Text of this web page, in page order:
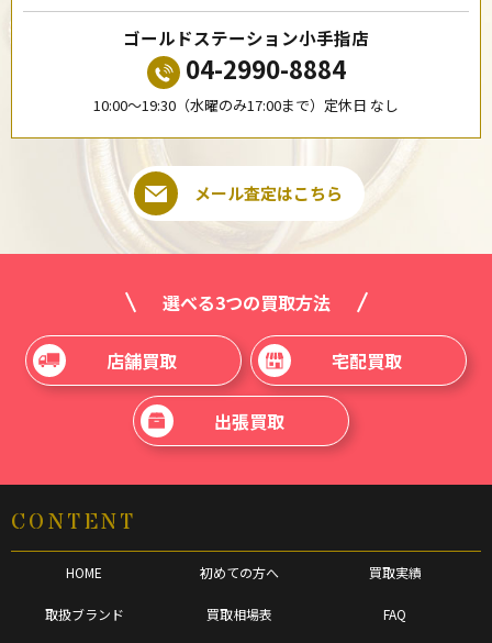
ゴールドステーション小手指店
04-2990-8884
10:00〜19:30（水曜のみ17:00まで）定休日 なし
メール査定はこちら
選べる3つの買取方法
店舗買取 宅配買取
出張買取
CONTENT
HOME 初めての方へ 買取実績
取扱ブランド 買取相場表 FAQ